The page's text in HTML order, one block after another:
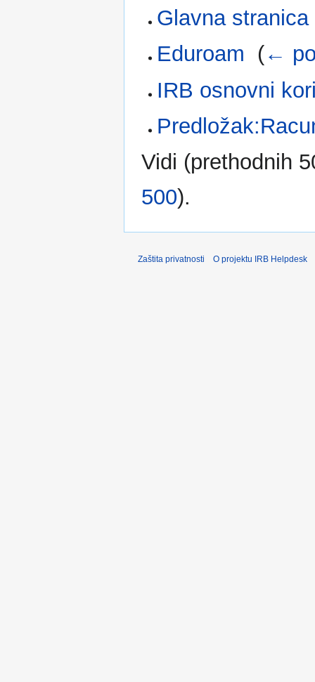
Glavna stranica
Eduroam
(←
IRB osnovni
Vidi (prethodnih
500).
Zaštita privatnosti O projektu IRB Helpdesk